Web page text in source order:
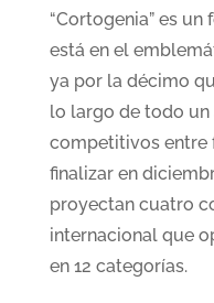
“Cortogenia” es
está en el
ya por la décimo
lo largo de todo un
competitivos entre
finalizar en
proyectan cuatro
internacional que
en 12 categorías.